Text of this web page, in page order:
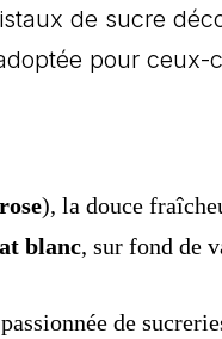
de sucre
pour ceux-
), la douce
blanc, sur fond de
de